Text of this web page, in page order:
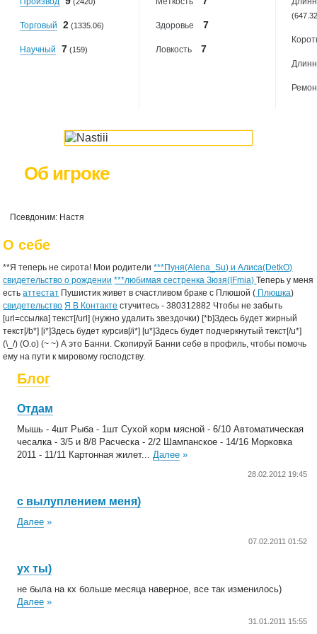
Торговый 2 (1335.06)
Научный 7 (159)
Здоровье 7
Ловкость 7
Об игроке
Псевдоним: Настя
О себе
**Я теперь не сирота! Мои родители***Пуня(Alena_Su) и Алиса(DetkO)
свидетельство о рождении ***любимая сестренка Зюзя(IFmia)Теперь у меня
естьаттестат Пушистик живет в счастливом браке с Плюшой ( Плюшка)
свидетельство Я В Контакте стучитесь - 380312882 Чтобы не забыть
[url=ссылка] текст[/url] (нужно удалить звездочки) [*b]Здесь будет жирный
текст[/b*] [i*]Здесь будет курсив[/i*] [u*]Здесь будет подчеркнутый текст[/u*]
(\_/) (O.о) (~ ~) А это Банни. Скопируй Банни себе в профиль, чтобы помочь
ему на пути к мировому господству.
Блог
Отдам
Мышь - 4шт Рыба - 1шт Сухой корм мясной - 6/10 Автоматическая
чесалка - 3/5 и 8/8 Расческа - 2/2 Шампанское - 14/16 Морковка
2011 - 11/11 Картонная жилет...Далее »
28.02.2012 19:45
с вылуплением меня)
Далее »
07.02.2011 01:52
ух ты)
не была на кх больше месяца наверное, все так изменилось)
Далее »
31.01.2011 15:55